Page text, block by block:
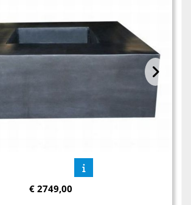
€ 2749,00